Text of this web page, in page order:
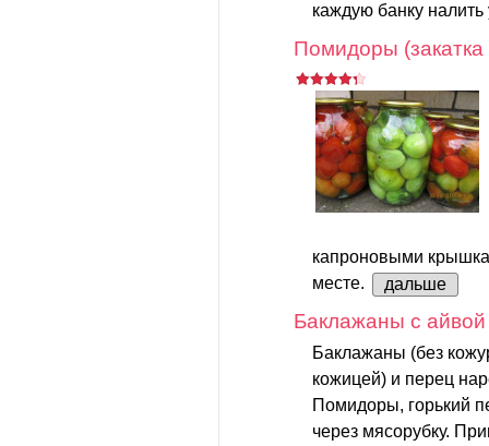
каждую банку налить
Помидоры
капроновыми
месте.
дальше
Баклажаны с айвой
Баклажаны (без
кожицей) и перец
Помидоры, горький
через мясорубку.